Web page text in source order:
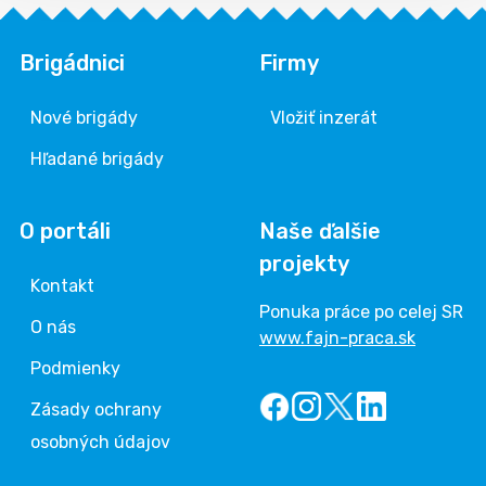
Brigádnici
Nové brigády
Hľadané brigády
Firmy
Vložiť inzerát
O portáli
Kontakt
O nás
Podmienky
Zásady ochrany
osobných údajov
Naše ďalšie
projekty
Ponuka práce po celej SR
www.fajn-praca.sk